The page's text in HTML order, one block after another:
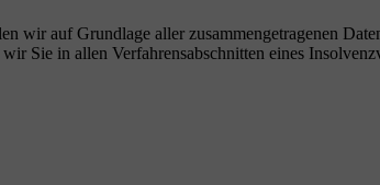
wir auf Grundlage aller zusammengetragenen
Sie in allen Verfahrensabschnitten eines